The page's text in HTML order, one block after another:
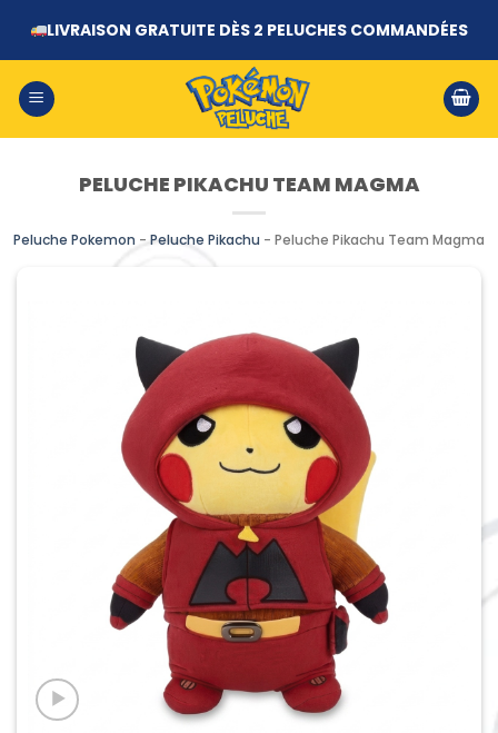
contenu
LIVRAISON GRATUITE DÈS 2 PELUCHES COMMANDÉES
PELUCHE PIKACHU TEAM MAGMA
Peluche Pokemon - Peluche Pikachu - Peluche Pikachu Team Magma